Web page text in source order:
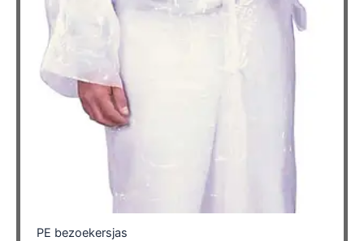
PE bezoekersjas